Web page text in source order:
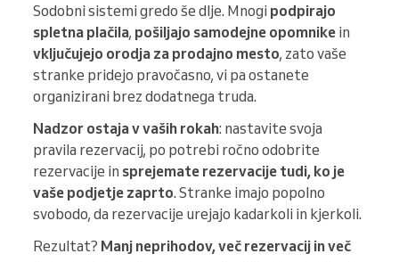
Sodobni sistemi gredo še dlje. Mnogi podpirajo
spletna plačila, pošiljajo samodejne opomnike in
vključujejo orodja za prodajno mesto, zato vaše
stranke pridejo pravočasno, vi pa ostanete
organizirani brez dodatnega truda.
Nadzor ostaja v vaših rokah: nastavite svoja
pravila rezervacij, po potrebi ročno odobrite
rezervacije in sprejemate rezervacije tudi, ko je
vaše podjetje zaprto. Stranke imajo popolno
svobodo, da rezervacije urejajo kadarkoli in kjerkoli.
Rezultat? Manj neprihodov, več rezervacij in več